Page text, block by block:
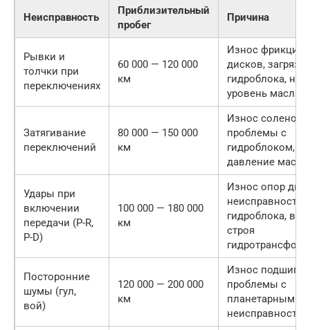
Неисправность
Приблизительный
пробег
Причина
Рывки и
толчки при
переключениях
60 000 — 120 000
км
Износ
дисков,
гидроблока,
уровень масла
Затягивание
переключений
80 000 — 150 000
км
Износ
проблемы с
гидроблоком,
давление масла
Удары при
включении
передачи (P-R,
P-D)
100 000 — 180 000
км
Износ опор
неисправность
гидроблока,
строя
Посторонние
шумы (гул,
вой)
120 000 — 200 000
км
Износ
проблемы с
планетарными
неисправность